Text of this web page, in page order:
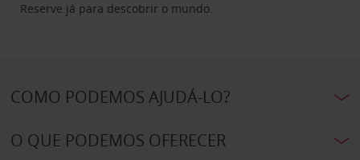
Reserve já para descobrir o mundo.
COMO PODEMOS AJUDÁ-LO?
O QUE PODEMOS OFERECER